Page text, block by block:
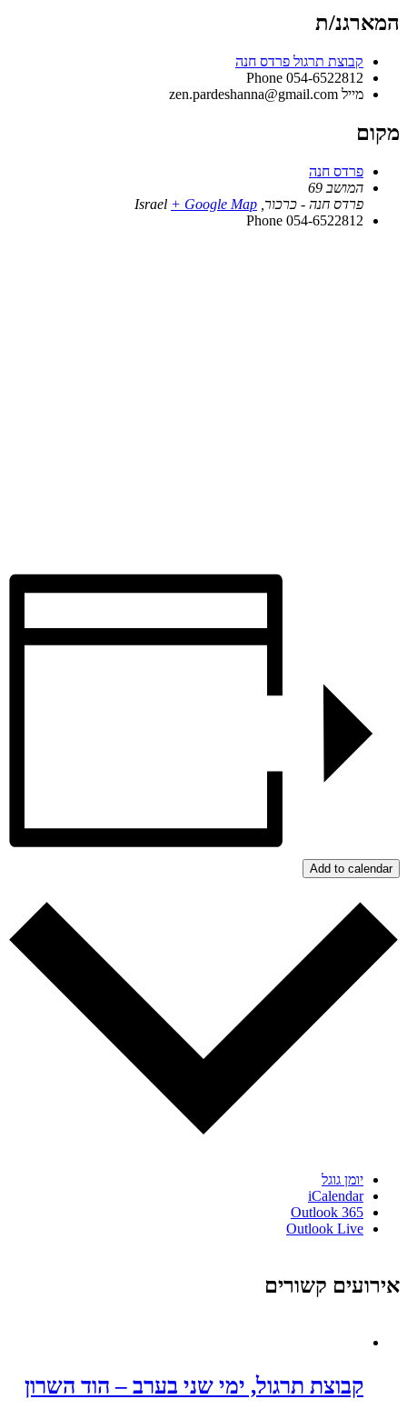
המארגנ/ת
קבוצת תרגול פרדס חנה
Phone 054-6522812
מייל zen.pardeshanna@gmail.com
מקום
פרדס חנה
המושב 69
פרדס חנה - כרכור
Israel + Google Map
Phone 054-6522812
Add to calendar
יומן גוגל
iCalendar
Outlook 365
Outlook Live
אירועים קשורים
קבוצת תרגול, ימי שני בערב – הוד השרון